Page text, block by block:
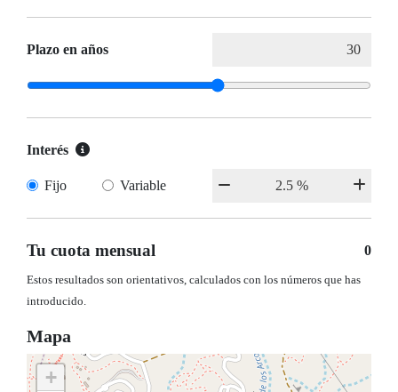
Plazo en años
Interés
Fijo Variable
Tu cuota mensual 0
Estos resultados son orientativos, calculados con los números que has
introducido.
Mapa
+